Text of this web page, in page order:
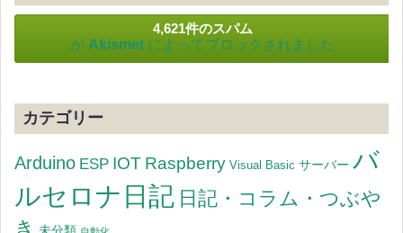
4,621件のスパム
が Akismet によってブロックされました
カテゴリー
Arduino ESP IOT Raspberry Visual Basic サーバー バ
ルセロナ日記 日記・コラム・つぶや
き 未分類